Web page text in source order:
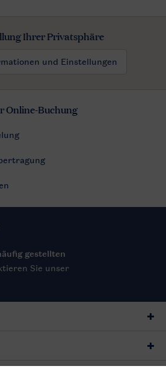
Ihrer Privatsphäre
und Einstellungen
Online-Buchung
gestellten
Sie unser